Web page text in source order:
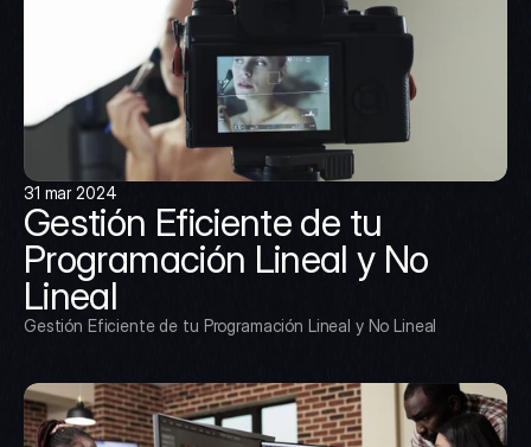
31 mar 2024
Gestión Eficiente de tu
Programación Lineal y No
Lineal
Gestión Eficiente de tu Programación Lineal y No Lineal